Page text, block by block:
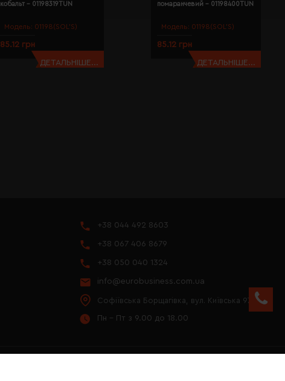
Модель: 01198(SOL’S)
кобальт - 01198319TUN
85.12 грн
ДЕТАЛЬНІШЕ...
Модель: 01198(SOL’S)
помаранчевий - 01198400TUN
85.12 грн
ДЕТАЛЬНІШЕ...
+38 044 492 8603
+38 067 406 8679
+38 050 040 1324
info@eurobusiness.com.ua
Софіївська Борщагівка, вул. Київська 97
Пн - Пт з 9.00 до 18.00